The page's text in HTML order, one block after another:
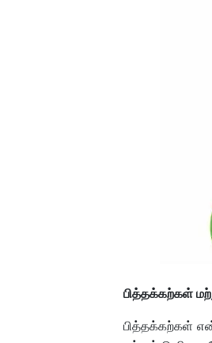
பித்தக்கற்கள்
பித்தக்கற்கள்